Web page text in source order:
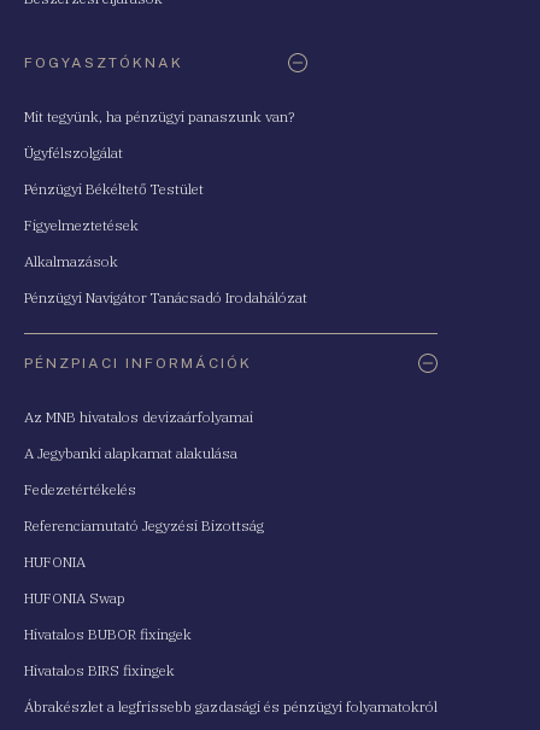
FOGYASZTÓKNAK
Mit tegyünk, ha pénzügyi panaszunk van?
Ügyfélszolgálat
Pénzügyi Békéltető Testület
Figyelmeztetések
Alkalmazások
Pénzügyi Navigátor Tanácsadó Irodahálózat
PÉNZPIACI INFORMÁCIÓK
Az MNB hivatalos devizaárfolyamai
A Jegybanki alapkamat alakulása
Fedezetértékelés
Referenciamutató Jegyzési Bizottság
HUFONIA
HUFONIA Swap
Hivatalos BUBOR fixingek
Hivatalos BIRS fixingek
Ábrakészlet a legfrissebb gazdasági és pénzügyi folyamatokról